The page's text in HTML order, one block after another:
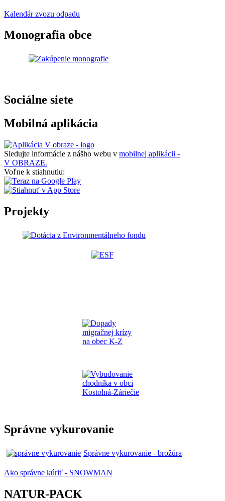
Kalendár zvozu odpadu
Monografia obce
Sociálne siete
Mobilná aplikácia
Sledujte informácie z nášho webu v mobilnej aplikácii -
V OBRAZE.
Voľne k stiahnutiu:
Projekty
Správne vykurovanie
Správne vykurovanie - brožúra
Ako správne kúriť - SNOWMAN
NATUR-PACK